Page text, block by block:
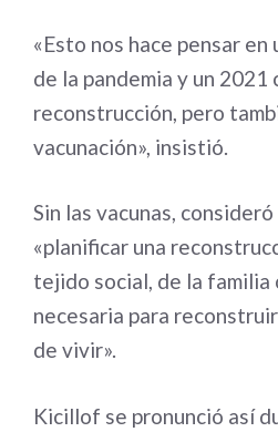
«Esto nos hace pensar en
de la pandemia y un 2021
reconstrucción, pero
vacunación», insistió.
Sin las vacunas,
«planificar una
tejido social, de la familia
necesaria para
de vivir».
Kicillof se pronunció así